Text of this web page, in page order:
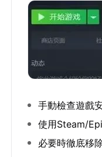
手動檢查遊戲
使用Steam/
必要時徹底移